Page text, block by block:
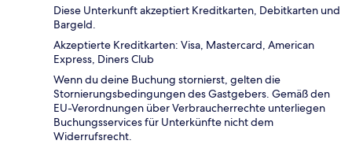
Diese Unterkunft akzeptiert Kreditkarten, Debitkarten und
Bargeld.
Akzeptierte Kreditkarten: Visa, Mastercard, American
Express, Diners Club
Wenn du deine Buchung stornierst, gelten die
Stornierungsbedingungen des Gastgebers. Gemäß den
EU-Verordnungen über Verbraucherrechte unterliegen
Buchungsservices für Unterkünfte nicht dem
Widerrufsrecht.